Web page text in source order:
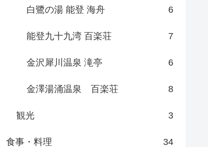
白鷺の湯 能登 海舟 6
能登九十九湾 百楽荘 7
金沢犀川温泉 滝亭 6
金澤湯涌温泉 百楽荘 8
観光 3
食事・料理 34